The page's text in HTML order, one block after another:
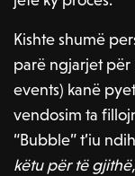
Kishte shumë
parë ngjarjet
events) kanë
vendosim ta
“Bubble” t’iu
këtu për të